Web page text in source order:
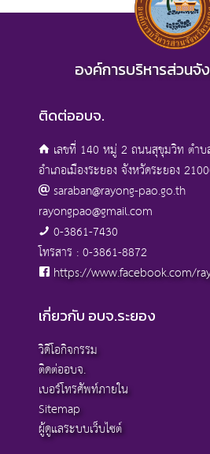
องค์การบริหารส่วนจั
ติดต่ออบจ.
เลขที่ 140 หมู่ 2 ถนนสุขุมวิท ตำบ
อำเภอเมืองระยอง จังหวัดระยอง
saraban@rayong-pao.go.th
rayongpao@gmail.com
0-3861-7430
โทรสาร : 0-3861-8872
https://www.facebook.com/
เกี่ยวกับ อบจ.ระยอง
วิดีโอกิจกรรม
ติดต่ออบจ.
เบอร์โทรศัพท์ภายใน
Sitemap
ผู้ดูแลระบบเว็บไซต์